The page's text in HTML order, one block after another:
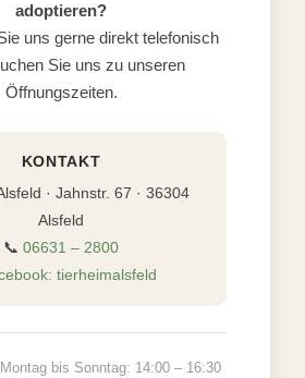
adoptieren?
uns gerne direkt telefonisch
Sie uns zu unseren
Öffnungszeiten.
KONTAKT
· Jahnstr. 67 · 36304
Alsfeld
📞 06631 – 2800
tierheimalsfeld
bis Sonntag: 14:00 – 16:30